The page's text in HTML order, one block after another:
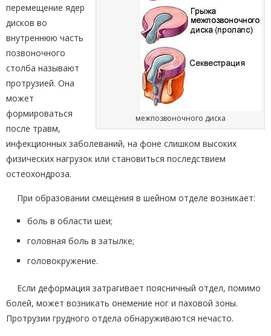
межпозвоночного диска
перемещение ядер
дисков во
внутреннюю часть
позвоночного
столба называют
протрузией. Она
может
формироваться
после травм,
инфекционных заболеваний, на фоне слишком высоких
физических нагрузок или становиться последствием
остеохондроза.
При образовании смещения в шейном отделе возникает:
боль в области шеи;
головная боль в затылке;
головокружение.
Если деформация затрагивает поясничный отдел, помимо
болей, может возникать онемение ног и паховой зоны.
Протрузии грудного отдела обнаруживаются нечасто.